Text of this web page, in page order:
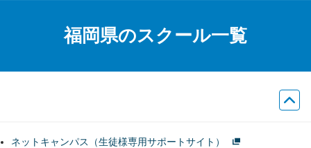
福岡県のスクール一覧
ネットキャンパス（生徒様専用サポートサイト）